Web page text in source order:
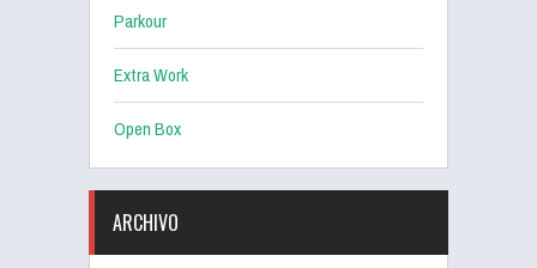
Parkour
Extra Work
Open Box
ARCHIVO